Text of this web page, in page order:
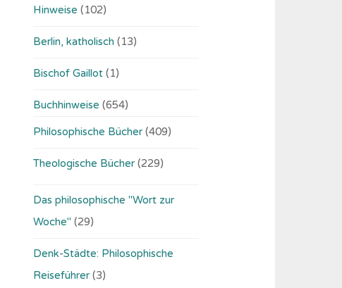
Hinweise (102)
Berlin, katholisch (13)
Bischof Gaillot (1)
Buchhinweise (654)
Philosophische Bücher (409)
Theologische Bücher (229)
Das philosophische "Wort zur
Woche" (29)
Denk-Städte: Philosophische
Reiseführer (3)